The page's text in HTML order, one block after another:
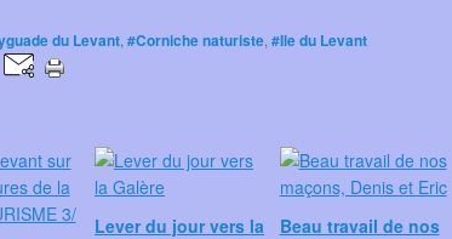
du Levant, #Corniche naturiste, #Ile du Levant
Lever du jour vers la
Beau travail de nos